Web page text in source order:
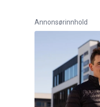
Annonsørinnhold